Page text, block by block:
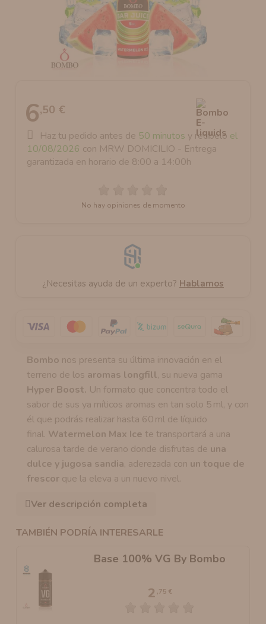
Bombo nos presenta su última innovación en el
terreno de los aromas longfill, su nueva gama
Hyper Boost. Un formato que concentra todo el
sabor de sus ya míticos aromas en tan solo 5 ml, y con
él que podrás realizar hasta 60 ml de líquido
final. Watermelon Max Ice te transportará a una
calurosa tarde de verano donde disfrutas de una
dulce y jugosa sandia, aderezada con un toque de
frescor que la eleva a un nuevo nivel.
Ver descripción completa
TAMBIÉN PODRÍA INTERESARLE
Base 100% VG By Bombo
2 ,75 €
6,50 €
Haz tu pedido antes de 50 minutos y recíbelo el
10/08/2026 con MRW DOMICILIO - Entrega
garantizada en horario de 8:00 a 14:00h
No hay opiniones de momento
¿Necesitas ayuda de un experto? Hablamos
AROMANIC
RESISTENCIAS ARTESANALES RECOMENDADAS
ATOMIZADOR DEAD RABBIT RDA
ATOMIZADOR DEAD RABBIT RTA